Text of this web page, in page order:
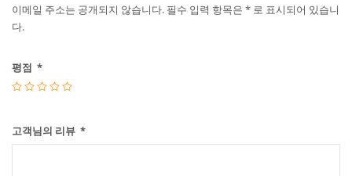
이메일 주소는 공개되지 않습니다. 필수 입력 항목은 * 로 표시되어 있습니
다.
평점 *
고객님의 리뷰 *